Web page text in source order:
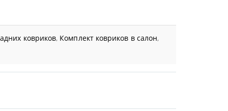
ковриков, Комплект ковриков в салон,